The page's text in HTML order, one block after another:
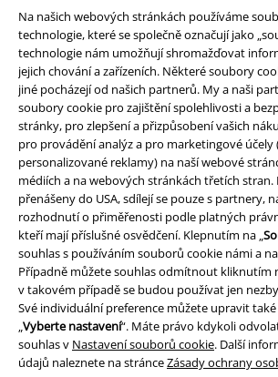
Na našich webových stránkách používáme
technologie, které se společně označují jako
technologie nám umožňují shromažďovat
jejich chování a zařízeních. Některé soubory
jiné pocházejí od našich partnerů. My a naši
soubory cookie pro zajištění spolehlivosti a
stránky, pro zlepšení a přizpůsobení vašich
pro provádění analýz a pro marketingové účely
personalizované reklamy) na naší webové
médiích a na webových stránkách třetích stran.
přenášeny do USA, sdílejí se pouze s partnery,
rozhodnutí o přiměřenosti podle platných
kteří mají příslušné osvědčení. Klepnutím na „
souhlas s používáním souborů cookie námi a
Případně můžete souhlas odmítnout kliknutím
v takovém případě se budou používat jen
Své individuální preference můžete upravit
Vyberte nastavení“. Máte právo kdykoli
souhlas v Nastavení souborů cookie. Další
údajů naleznete na stránceZásady ochrany
Právní informace
Podmínky
Prohlášení
Ochrana osobních údajů
Likvidace odpadu a ochrana životního prostředí
Prohlášení o shodě
Informace o přístupnosti